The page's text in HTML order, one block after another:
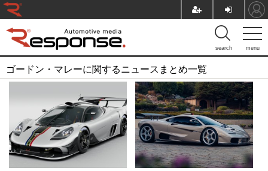
menu
search
ゴードン・マレーに関するニュースまとめ一覧